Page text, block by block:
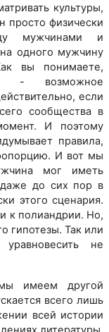
культуры,
просто физически
мужчинами и
одного мужчину
вы понимаете,
- возможное
если
сообщества в
И поэтому
правила,
И вот мы
мог иметь
даже до сих пор в
этого сценария.
к полиандрии. Но,
гипотезы. Так или
не
имеем другой
всего лишь
всей истории